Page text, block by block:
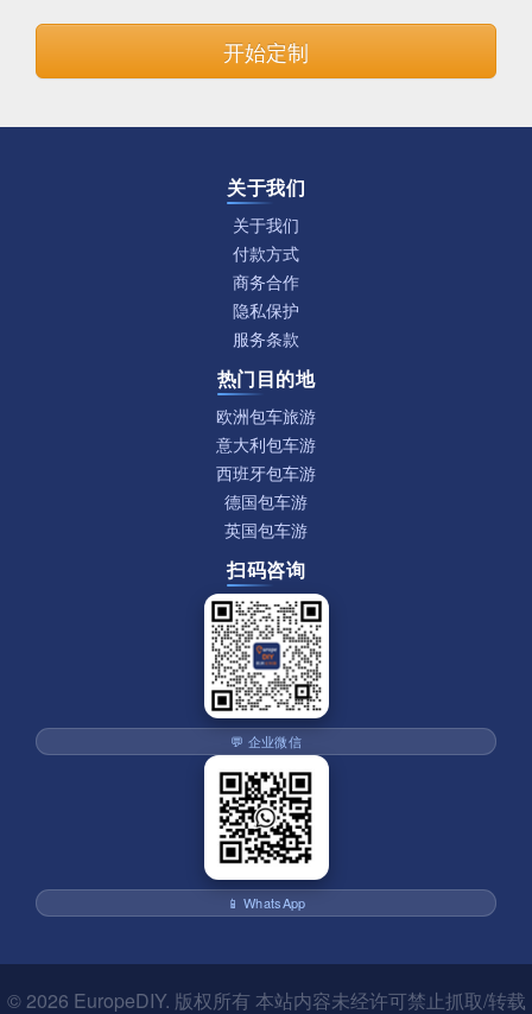
开始定制
关于我们
关于我们
付款方式
商务合作
隐私保护
服务条款
热门目的地
欧洲包车旅游
意大利包车游
西班牙包车游
德国包车游
英国包车游
扫码咨询
💬 企业微信
📱 WhatsApp
© 2026 EuropeDIY. 版权所有 本站内容未经许可禁止抓取/转载